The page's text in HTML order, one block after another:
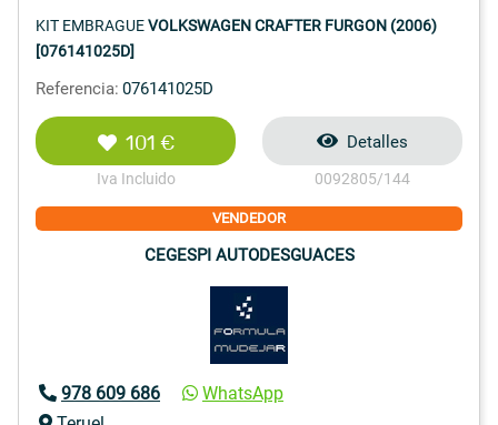
KIT EMBRAGUEVOLKSWAGEN CRAFTER FURGON (2006)
[076141025D]
Referencia: 076141025D
101 €
Iva Incluido
Detalles
0092805/144
VENDEDOR
CEGESPI AUTODESGUACES
978 609 686
WhatsApp